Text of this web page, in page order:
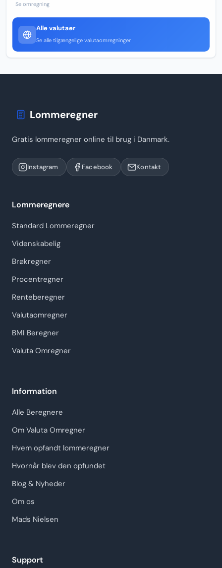
Se omregning
Alle valutaer
Se alle tilgængelige valutaomregninger
Lommeregner
Gratis lommeregner online til brug i Danmark.
Instagram Facebook Kontakt
Lommeregnere
Standard Lommeregner
Videnskabelig
Brøkregner
Procentregner
Renteberegner
Valutaomregner
BMI Beregner
Valuta Omregner
Information
Alle Beregnere
Om Valuta Omregner
Hvem opfandt lommeregner
Hvornår blev den opfundet
Blog & Nyheder
Om os
Mads Nielsen
Support